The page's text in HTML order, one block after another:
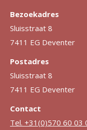
Bezoekadres
Sluisstraat 8
7411 EG Deventer
Postadres
Sluisstraat 8
7411 EG Deventer
Contact
Tel. +31(0)570 60 03